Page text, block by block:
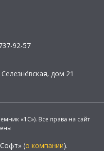
92-57
дом 21
«1С»). Все права на сайт
(о компании).